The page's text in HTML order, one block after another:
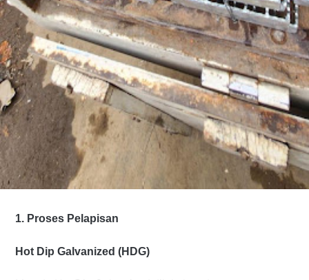
1. Proses Pelapisan
Hot Dip Galvanized (HDG)